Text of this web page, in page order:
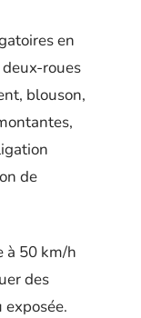
en
roues
blouson,
de
à 50 km/h
des